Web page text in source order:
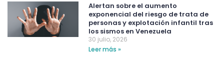
Alertan sobre el aumento
exponencial del riesgo de trata de
personas y explotación infantil tras
los sismos en Venezuela
30 julio, 2026
Leer más »